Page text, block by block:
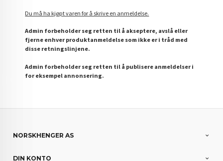
Du må ha kjøpt varen for å skrive en anmeldelse.
Admin forbeholder seg retten til å akseptere, avslå eller
fjerne enhver produktanmeldelse som ikke er i tråd med
disse retningslinjene.
Admin forbeholder seg retten til å publisere anmeldelser i
for eksempel annonsering.
NORSKHENGER AS
DIN KONTO